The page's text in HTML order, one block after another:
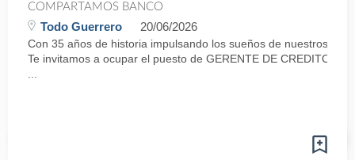
COMPARTAMOS BANCO
Todo Guerrero 20/06/2026
Con 35 años de historia impulsando los sueños de nuestros
Te invitamos a ocupar el puesto de GERENTE DE CREDITO